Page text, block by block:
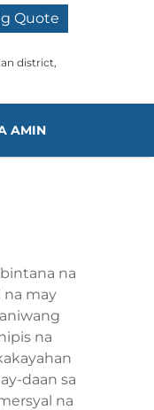
Quote
district,
AMIN
na
na may
na
daan sa
na